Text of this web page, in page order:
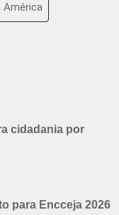
América
cidadania por
para Encceja 2026